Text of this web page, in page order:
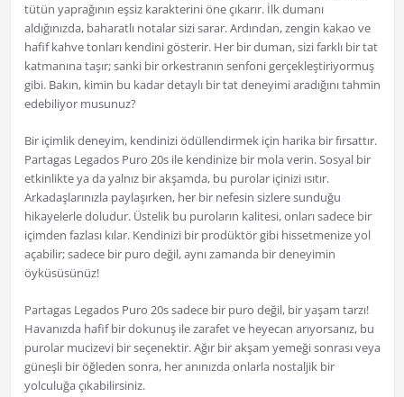
tütün yaprağının eşsiz karakterini öne çıkarır. İlk dumanı
aldığınızda, baharatlı notalar sizi sarar. Ardından, zengin kakao ve
hafif kahve tonları kendini gösterir. Her bir duman, sizi farklı bir tat
katmanına taşır; sanki bir orkestranın senfoni gerçekleştiriyormuş
gibi. Bakın, kimin bu kadar detaylı bir tat deneyimi aradığını tahmin
edebiliyor musunuz?
Bir içimlik deneyim, kendinizi ödüllendirmek için harika bir fırsattır.
Partagas Legados Puro 20s ile kendinize bir mola verin. Sosyal bir
etkinlikte ya da yalnız bir akşamda, bu purolar içinizi ısıtır.
Arkadaşlarınızla paylaşırken, her bir nefesin sizlere sunduğu
hikayelerle doludur. Üstelik bu puroların kalitesi, onları sadece bir
içimden fazlası kılar. Kendinizi bir prodüktör gibi hissetmenize yol
açabilir; sadece bir puro değil, aynı zamanda bir deneyimin
öyküsüsünüz!
Partagas Legados Puro 20s sadece bir puro değil, bir yaşam tarzı!
Havanızda hafif bir dokunuş ile zarafet ve heyecan arıyorsanız, bu
purolar mucizevi bir seçenektir. Ağır bir akşam yemeği sonrası veya
güneşli bir öğleden sonra, her anınızda onlarla nostaljik bir
yolculuğa çıkabilirsiniz.